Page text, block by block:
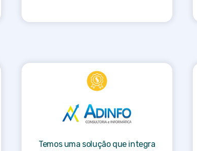
Temos uma solução que integra